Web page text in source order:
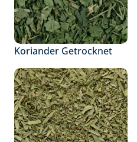
Koriander Getrocknet